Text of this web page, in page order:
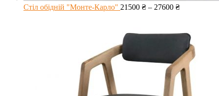
Стіл обідній "Монте-Карло" 21500 ₴ – 27600 ₴